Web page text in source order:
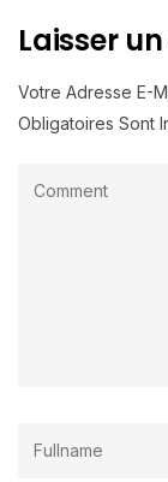
Laisser
Votre Adresse E-
Obligatoires Sont